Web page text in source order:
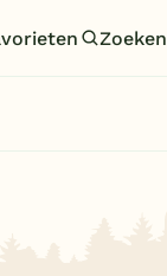
Zoeken